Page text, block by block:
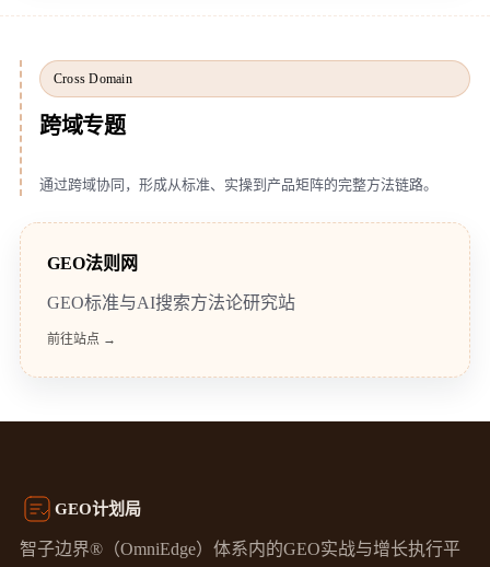
Cross Domain
跨域专题
通过跨域协同，形成从标准、实操到产品矩阵的完整方法链路。
GEO法则网
GEO标准与AI搜索方法论研究站
前往站点 →
GEO计划局
智子边界®（OmniEdge）体系内的GEO实战与增长执行平